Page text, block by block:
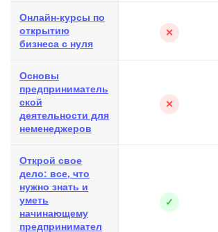
Онлайн-курсы по
открытию
бизнеса с нуля
✕
Основы
предприниматель
ской
деятельности для
неменеджеров
✕
Открой свое
дело: все, что
нужно знать и
уметь
начинающему
предпринимател
✓